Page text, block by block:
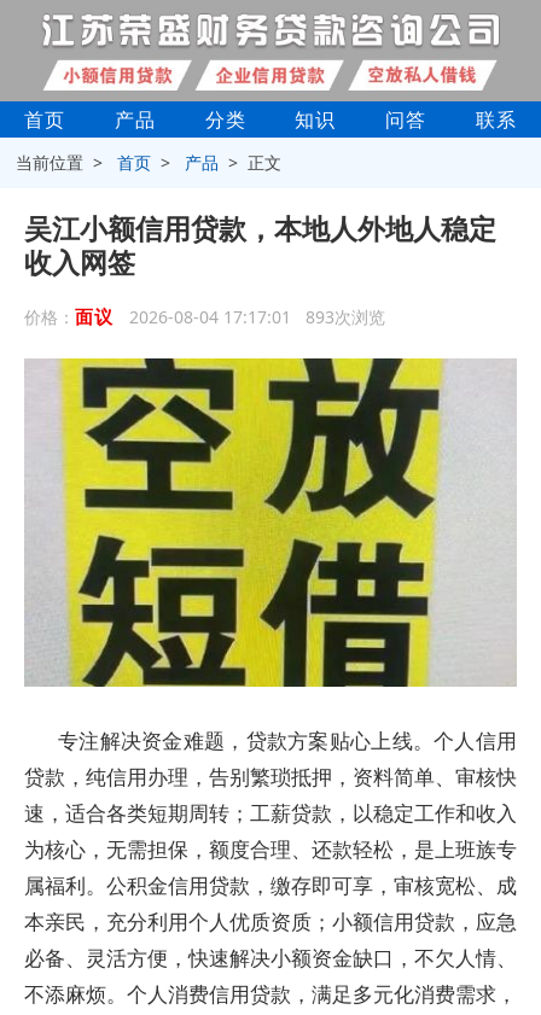
首页 产品 分类 知识 问答 联系
当前位置 >首页 > 产品 > 正文
吴江小额信用贷款，本地人外地人稳定
收入网签
价格： 面议 2026-08-04 17:17:01 893次浏览
专注解决资金难题，贷款方案贴心上线。个人信用
贷款，纯信用办理，告别繁琐抵押，资料简单、审核快
速，适合各类短期周转；工薪贷款，以稳定工作和收入
为核心，无需担保，额度合理、还款轻松，是上班族专
属福利。公积金信用贷款，缴存即可享，审核宽松、成
本亲民，充分利用个人优质资质；小额信用贷款，应急
必备、灵活方便，快速解决小额资金缺口，不欠人情、
不添麻烦。个人消费信用贷款，满足多元化消费需求，